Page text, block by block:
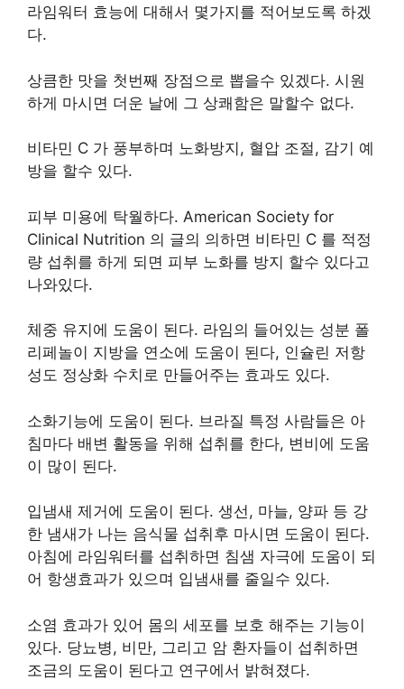
라임워터 효능에 대해서 몇가지를 적어보도록 하겠
다.
상큼한 맛을 첫번째 장점으로 뽑을수 있겠다. 시원
하게 마시면 더운 날에 그 상쾌함은 말할수 없다.
비타민 C 가 풍부하며 노화방지, 혈압 조절, 감기 예
방을 할수 있다.
피부 미용에 탁월하다. American Society for
Clinical Nutrition 의 글의 의하면 비타민 C 를 적정
량 섭취를 하게 되면 피부 노화를 방지 할수 있다고
나와있다.
체중 유지에 도움이 된다. 라임의 들어있는 성분 폴
리페놀이 지방을 연소에 도움이 된다, 인슐린 저항
성도 정상화 수치로 만들어주는 효과도 있다.
소화기능에 도움이 된다. 브라질 특정 사람들은 아
침마다 배변 활동을 위해 섭취를 한다, 변비에 도움
이 많이 된다.
입냄새 제거에 도움이 된다. 생선, 마늘, 양파 등 강
한 냄새가 나는 음식물 섭취후 마시면 도움이 된다.
아침에 라임워터를 섭취하면 침샘 자극에 도움이 되
어 항생효과가 있으며 입냄새를 줄일수 있다.
소염 효과가 있어 몸의 세포를 보호 해주는 기능이
있다. 당뇨병, 비만, 그리고 암 환자들이 섭취하면
조금의 도움이 된다고 연구에서 밝혀졌다.